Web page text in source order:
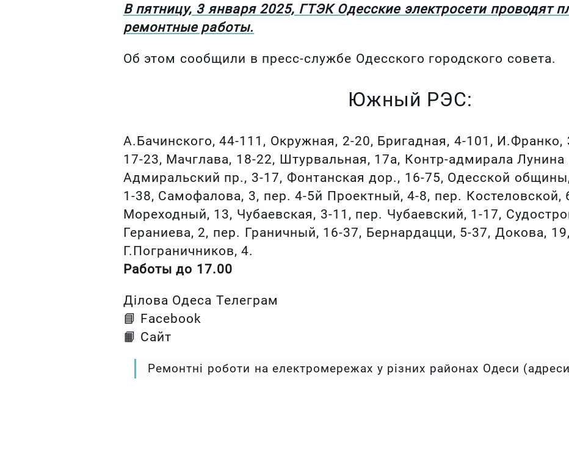
В пятницу, 3 января 2025, ГТЭК Одесские электросети проводят
ремонтные работы.
Об этом сообщили в пресс-службе Одесского городского совета.
Южный РЭС:
А.Бачинского, 44-111, Окружная, 2-20, Бригадная, 4-101, И.Франко,
17-23, Мачглава, 18-22, Штурвальная, 17а, Контр-адмирала Лунина
Адмиральский пр., 3-17, Фонтанская дор., 16-75, Одесской
1-38, Самофалова, 3, пер. 4-5й Проектный, 4-8, пер. Костеловской,
Мореходный, 13, Чубаевская, 3-11, пер. Чубаевский, 1-17,
Гераниева, 2, пер. Граничный, 16-37, Бернардацци, 5-37, Докова,
Г.Пограничников, 4.
Работы до 17.00
Ділова Одеса Телеграм
📘 Facebook
📙 Сайт
Ремонтні роботи на електромережах у різних районах Одеси